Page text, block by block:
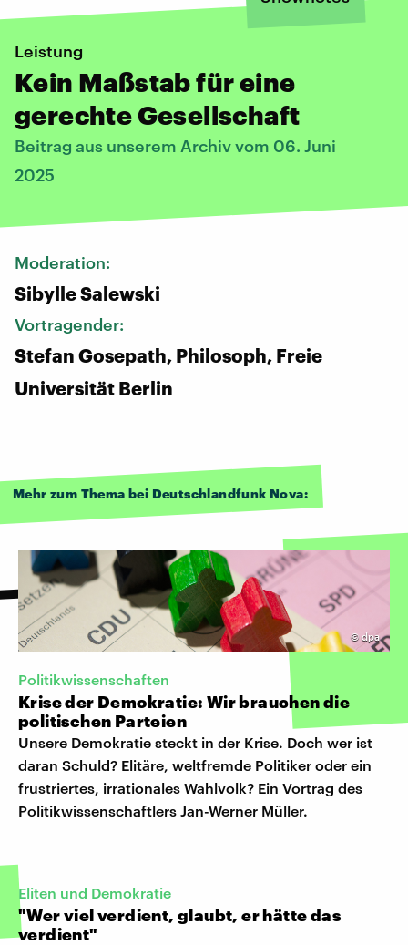
Leistung
Kein Maßstab für eine
gerechte Gesellschaft
Beitrag aus unserem Archiv vom 06. Juni
2025
Moderation:
Sibylle Salewski
Vortragender:
Stefan Gosepath, Philosoph, Freie
Universität Berlin
Mehr zum Thema bei Deutschlandfunk Nova:
© dpa
Politikwissenschaften
Krise der Demokratie: Wir brauchen die
politischen Parteien
Unsere Demokratie steckt in der Krise. Doch wer ist
daran Schuld? Elitäre, weltfremde Politiker oder ein
frustriertes, irrationales Wahlvolk? Ein Vortrag des
Politikwissenschaftlers Jan-Werner Müller.
Eliten und Demokratie
"Wer viel verdient, glaubt, er hätte das
verdient"